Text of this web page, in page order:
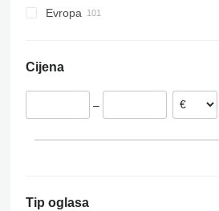
Evropa
Ujedinjeno Kraljevstvo
Španjolska
Cijena
–
Tip oglasa